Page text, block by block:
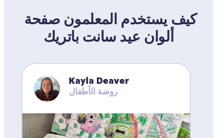
ألوان عيد سانت باتريك
Kayla Deaver
روضة الأطفال